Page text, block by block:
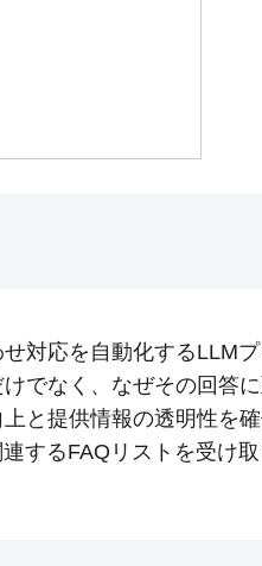
対応を自動化するLLM
でなく、なぜその回答
と提供情報の透明性を
するFAQリストを受け